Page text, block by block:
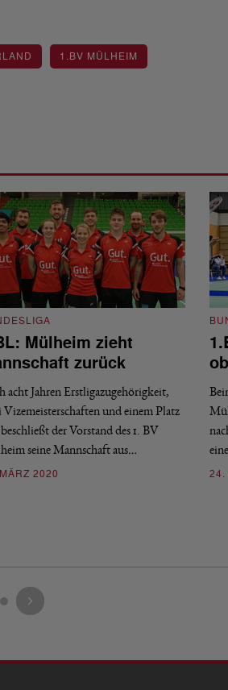
1.BV MÜLHEIM
Mülheim zieht
zurück
acht Jahren Erstligazugehörigkeit,
Vizemeisterschaften und einem Platz
der Vorstand des 1. BV
seine Mannschaft aus…
2020 24.